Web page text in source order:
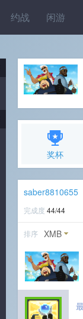
约战 闲游
奖杯
saber8810655
完成度 44/44
排序 XMB